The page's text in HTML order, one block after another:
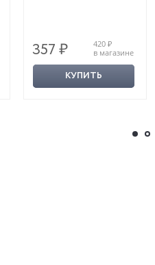
357 ₽
420 ₽
в магазине
КУПИТЬ